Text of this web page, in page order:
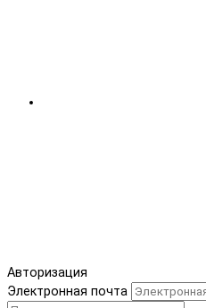
Авторизация
Электронная почта